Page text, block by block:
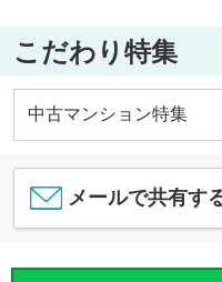
こだわり特集
中古マンション特集
メールで共有す